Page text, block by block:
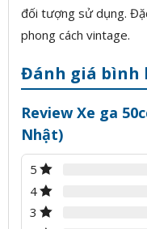
đối tượng sử dụng.
phong cách vintage.
Đánh giá bình
Review Xe ga
Nhật)
5
4
3